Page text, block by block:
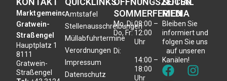
Marktgemeinde
Gratwein-
Straßengel
Hauptplatz 1
8111
Gratwein-
Straßengel
Amtstafel
Stellenausschreibungen
Müllabfuhrtermine
Verordnungen
Impressum
Datenschutz
SOMMERFERIEN
Mo, Di,
Do, Fr:
Di:
08:00 –
12:00
Uhr
14:00 –
18:00
Uhr
MEDIA
Bleiben Sie
informiert und
folgen Sie uns
auf unseren
Kanälen!